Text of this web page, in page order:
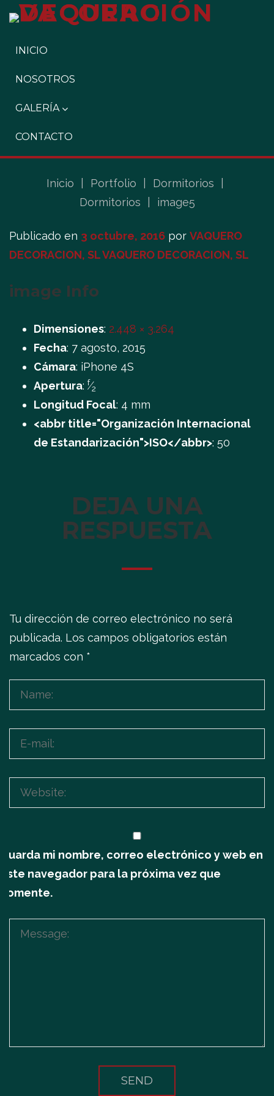
INICIO
NOSOTROS
GALERÍA
CONTACTO
Inicio Portfolio Dormitorios
Dormitorios
image5
Publicado en 3 octubre, 2016 por VAQUERO
DECORACION, SL VAQUERO DECORACION, SL
image Info
Dimensiones: 2.448 × 3.264
Fecha: 7 agosto, 2015
Cámara: iPhone 4S
Apertura: f⁄2
Longitud Focal: 4 mm
<abbr title="Organización Internacional
de Estandarización">ISO</abbr>: 50
DEJA UNA
RESPUESTA
Tu dirección de correo electrónico no será
publicada. Los campos obligatorios están
marcados con *
Guarda mi nombre, correo electrónico y web en
este navegador para la próxima vez que
comente.